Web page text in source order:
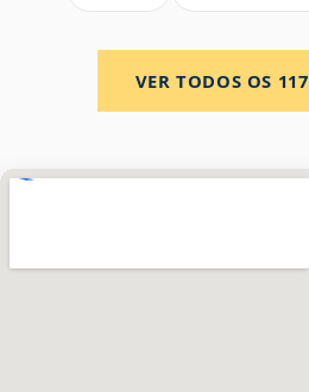
VER TODOS OS 117